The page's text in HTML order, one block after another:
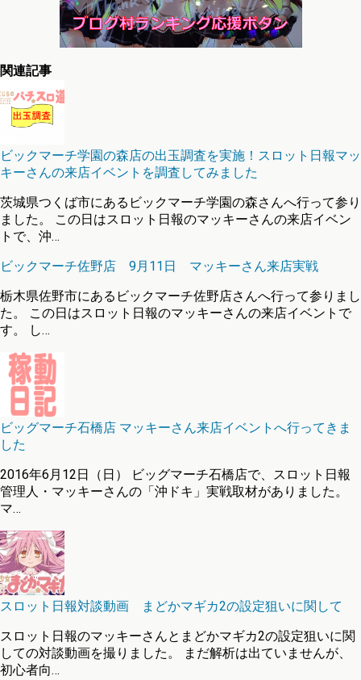
関連記事
ビックマーチ学園の森店の出玉調査を実施！スロット日報マッ
キーさんの来店イベントを調査してみました
茨城県つくば市にあるビックマーチ学園の森さんへ行って参り
ました。 この日はスロット日報のマッキーさんの来店イベン
トで、沖…
ビックマーチ佐野店 9月11日 マッキーさん来店実戦
栃木県佐野市にあるビックマーチ佐野店さんへ行って参りまし
た。 この日はスロット日報のマッキーさんの来店イベントで
す。 し…
ビッグマーチ石橋店 マッキーさん来店イベントへ行ってきま
した
2016年6月12日（日） ビッグマーチ石橋店で、スロット日報
管理人・マッキーさんの「沖ドキ」実戦取材がありました。
マ…
スロット日報対談動画 まどかマギカ2の設定狙いに関して
スロット日報のマッキーさんとまどかマギカ2の設定狙いに関
しての対談動画を撮りました。 まだ解析は出ていませんが、
初心者向…